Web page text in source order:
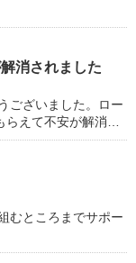
消されました
ございました。ロー
らえて不安が解消…
むところまでサポー